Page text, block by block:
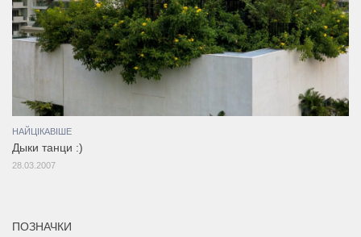
НАЙЦІКАВІШЕ
Дыки танци :)
28.03.2007
ПОЗНАЧКИ